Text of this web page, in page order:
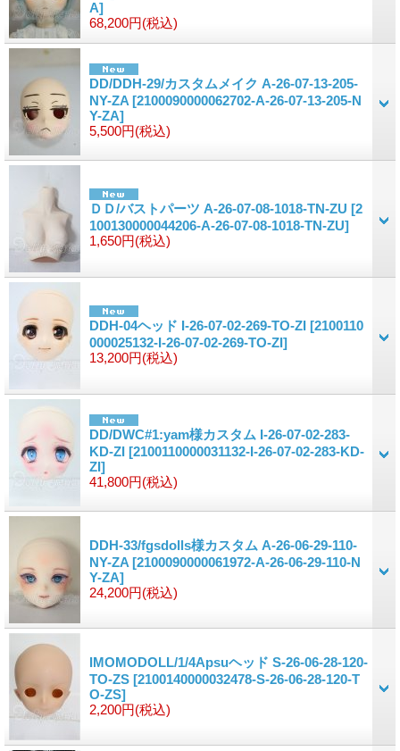
A]
68,200円(税込)
DD/DDH-29/カスタムメイク A-26-07-13-205-
NY-ZA [2100090000062702-A-26-07-13-205-N
Y-ZA]
5,500円(税込)
ＤＤ/バストパーツ A-26-07-08-1018-TN-ZU [2
100130000044206-A-26-07-08-1018-TN-ZU]
1,650円(税込)
DDH-04ヘッド I-26-07-02-269-TO-ZI [2100110
000025132-I-26-07-02-269-TO-ZI]
13,200円(税込)
DD/DWC#1:yam様カスタム I-26-07-02-283-
KD-ZI [2100110000031132-I-26-07-02-283-KD-
ZI]
41,800円(税込)
DDH-33/fgsdolls様カスタム A-26-06-29-110-
NY-ZA [2100090000061972-A-26-06-29-110-N
Y-ZA]
24,200円(税込)
IMOMODOLL/1/4Apsuヘッド S-26-06-28-120-
TO-ZS [2100140000032478-S-26-06-28-120-T
O-ZS]
2,200円(税込)